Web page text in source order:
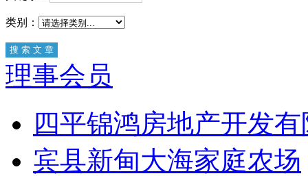
类别：
理事会员
四平锦鸿房地产开发
宾县新甸大海家庭农场